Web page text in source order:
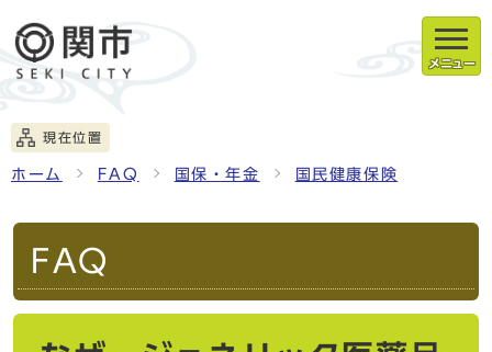
メニュー
現在位置
ホーム FAQ 国保・年金 国民健康保険
FAQ